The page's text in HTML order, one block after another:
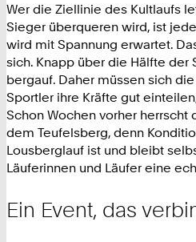
Wer die Ziellinie des Kultlaufs
Sieger überqueren wird, ist
wird mit Spannung erwartet.
sich. Knapp über die Hälfte der
bergauf. Daher müssen sich
Sportler ihre Kräfte gut
Schon Wochen vorher herrscht
dem Teufelsberg, denn
Lousberglauf ist und bleibt
Läuferinnen und Läufer eine
Ein Event, das